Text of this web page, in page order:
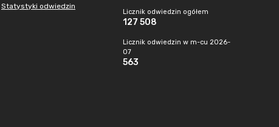
Statystyki odwiedzin
Licznik odwiedzin ogółem
127 508
Licznik odwiedzin w m-cu 2026-
07
563